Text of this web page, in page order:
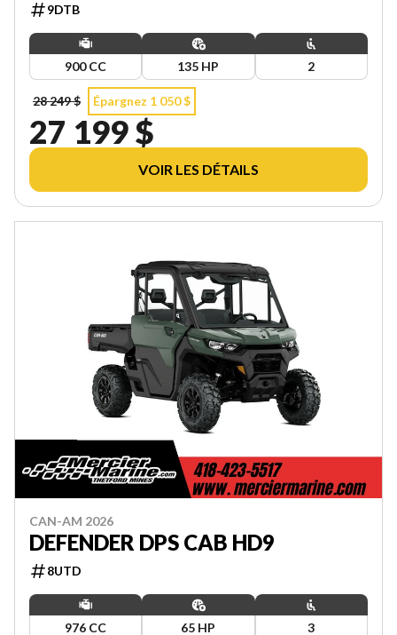
9DTB
900 CC 135 HP 2
28 249 $ Épargnez 1 050 $
27 199 $
VOIR LES DÉTAILS
CAN-AM 2026
DEFENDER DPS CAB HD9
8UTD
976 CC 65 HP 3